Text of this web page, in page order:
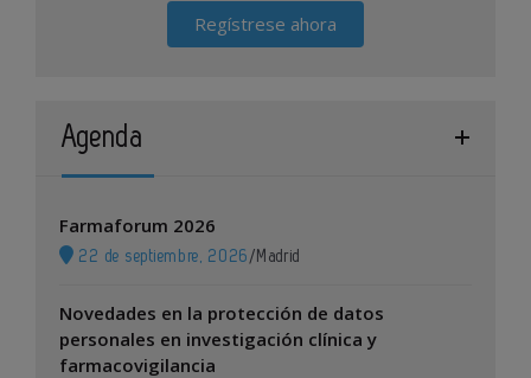
Regístrese ahora
Agenda
Farmaforum 2026
22 de septiembre, 2026 / Madrid
Novedades en la protección de datos
personales en investigación clínica y
farmacovigilancia